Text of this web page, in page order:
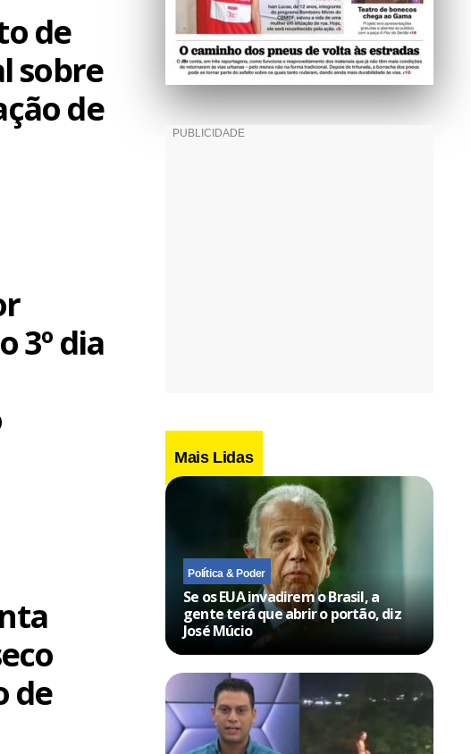
de
sobre
de
3º dia
de
Mais Lidas
Política & Poder
Se os EUA invadirem o Brasil, a
gente terá que abrir o portão, diz
José Múcio